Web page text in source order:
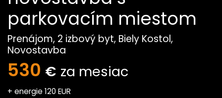
parkovacím miestom
Prenájom, 2 izbový byt, Biely Kostol,
Novostavba
530 € za mesiac
+ energie 120 EUR